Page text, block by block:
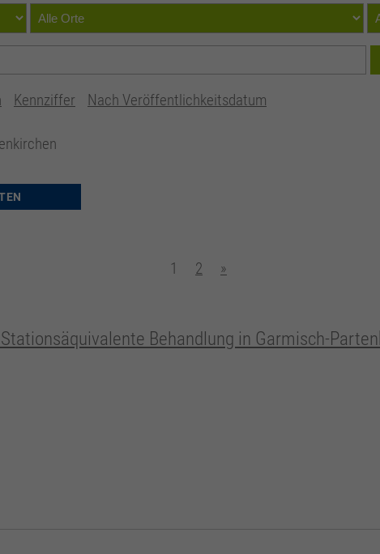
Kennziffer
Nach Veröffentlichkeitsdatum
1
2 »
Behandlung in Garmisch-